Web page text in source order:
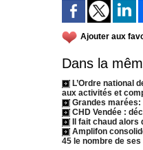
Ajouter aux
Dans la
L’Ordre national
aux activités et
Grandes marées:
CHD Vendée :
Il fait chaud alors
Amplifon
45 le nombre de